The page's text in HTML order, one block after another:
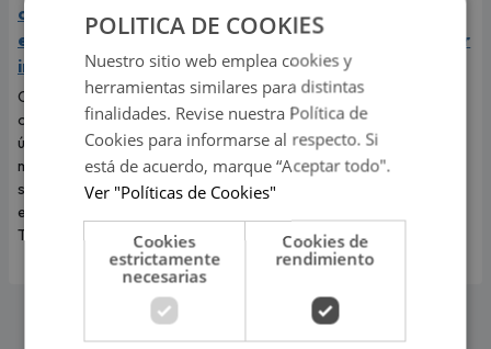
carrera y llega a Lima en
el año de su consagración
internacional
Carín León llega a Lima para
ofrecer este 6 de agosto un
único concierto en Costa 21, en
medio del mejor momento de
su carrera y con las últimas
entradas disponibles en
Teleticket.
ruptura con Luck Ra:
"Pensé que me iba a pedir
matrimonio"
La cantante sorprendió al
revelar que el viaje más
romántico de su vida terminó
convirtiéndose en una
dolorosa despedida.
POLITICA DE COOKIES
Nuestro sitio web emplea cookies y
herramientas similares para distintas
finalidades. Revise nuestra Política de
Cookies para informarse al respecto. Si
está de acuerdo, marque “Aceptar todo".
Ver "Políticas de Cookies"
Cookies
estrictamente
necesarias
Cookies de
rendimiento